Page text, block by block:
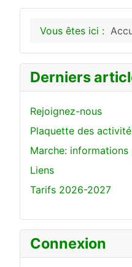
Vous êtes ici :
Derniers
Rejoignez-nous
Plaquette des
Marche:
Liens
Tarifs 2026-2027
Connexion